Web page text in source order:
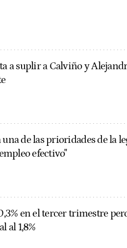
a suplir a Calviño y
de las prioridades de la
efectivo"
en el tercer trimestre
al 1,8%